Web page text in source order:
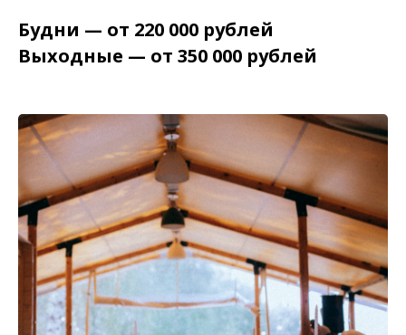
Будни — от 220 000 рублей
Выходные — от 350 000 рублей